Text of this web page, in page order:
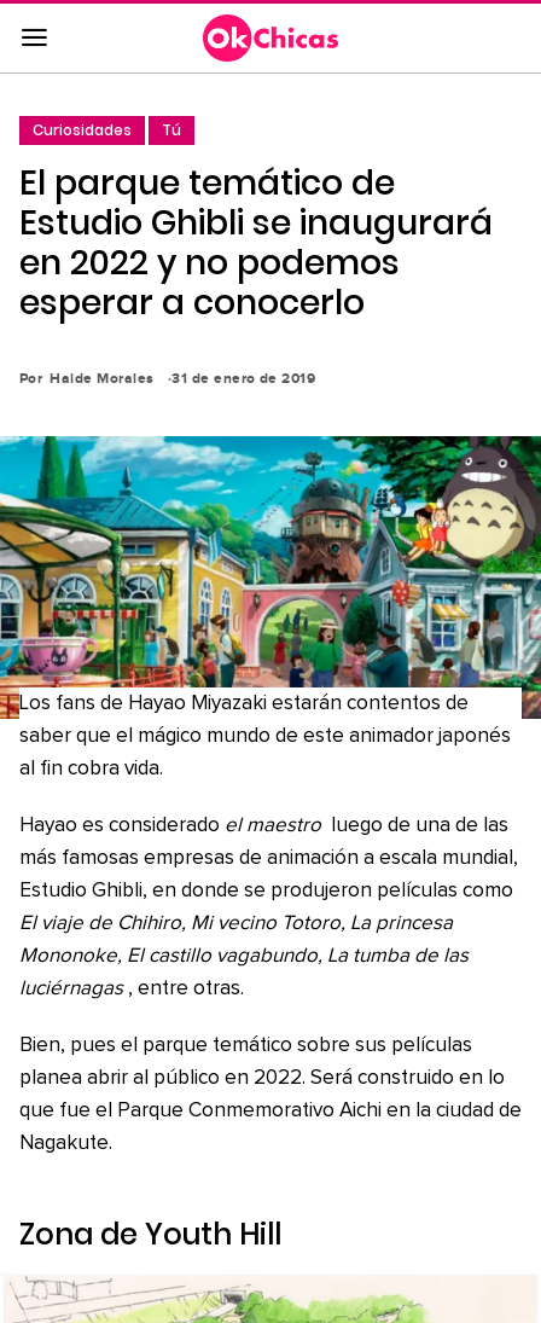
Saltar
al
contenido
a
la
navegación
principal
Curiosidades Tú
El parque temático de
Estudio Ghibli se inaugurará
en 2022 y no podemos
esperar a conocerlo
Por Haide Morales 31 de enero de 2019
Los fans de Hayao Miyazaki estarán contentos de
saber que el mágico mundo de este animador japonés
al fin cobra vida.
Hayao es considerado el maestro
luego de una de las
más famosas empresas de animación a escala mundial,
Estudio Ghibli, en donde se produjeron películas como
El viaje de Chihiro, Mi vecino Totoro, La princesa
Mononoke, El castillo vagabundo, La tumba de las
luciérnagas , entre otras.
Bien, pues el parque temático sobre sus películas
planea abrir al público en 2022. Será construido en lo
que fue el Parque Conmemorativo Aichi en la ciudad de
Nagakute.
Zona de Youth Hill